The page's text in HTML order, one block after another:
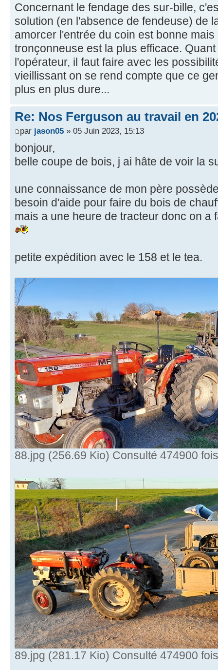
Concernant le fendage des sur-bille,
solution (en l'absence de fendeuse) de
amorcer l'entrée du coin est bonne
tronçonneuse est la plus efficace.
l'opérateur, il faut faire avec les
vieillissant on se rend compte que ce
plus en plus dure...
Re: Nos Ferguson au travail en
par jason05 » 05 Juin 2023, 15:13
bonjour,
belle coupe de bois, j ai hâte de voir la
une connaissance de mon père
besoin d'aide pour faire du bois de
mais a une heure de tracteur donc on a
petite expédition avec le 158 et le tea.
88.jpg (256.69 Kio) Consulté 474900 fois
89.jpg (281.17 Kio) Consulté 474900 fois